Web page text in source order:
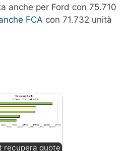
anche per Ford con 75.710
FCA con 71.732 unità
recupera quote